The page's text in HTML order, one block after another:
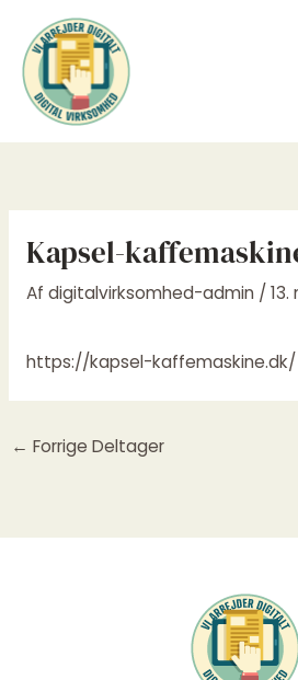
indholdet
Kapsel-
Af digitalvirksomhed-admin /
https://kapsel-kaffemaskine.dk/
← Forrige Deltager